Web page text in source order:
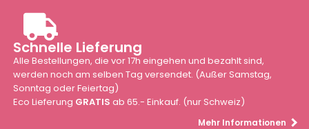
Schnelle Lieferung
Alle Bestellungen, die vor 17h eingehen und bezahlt sind,
werden noch am selben Tag versendet. (Außer Samstag,
Sonntag oder Feiertag)
Eco Lieferung GRATIS ab 65.- Einkauf. (nur Schweiz)
Mehr Informationen